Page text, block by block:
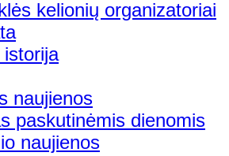
kelionių organizatoriai
naujienos
paskutinėmis dienomis
naujienos